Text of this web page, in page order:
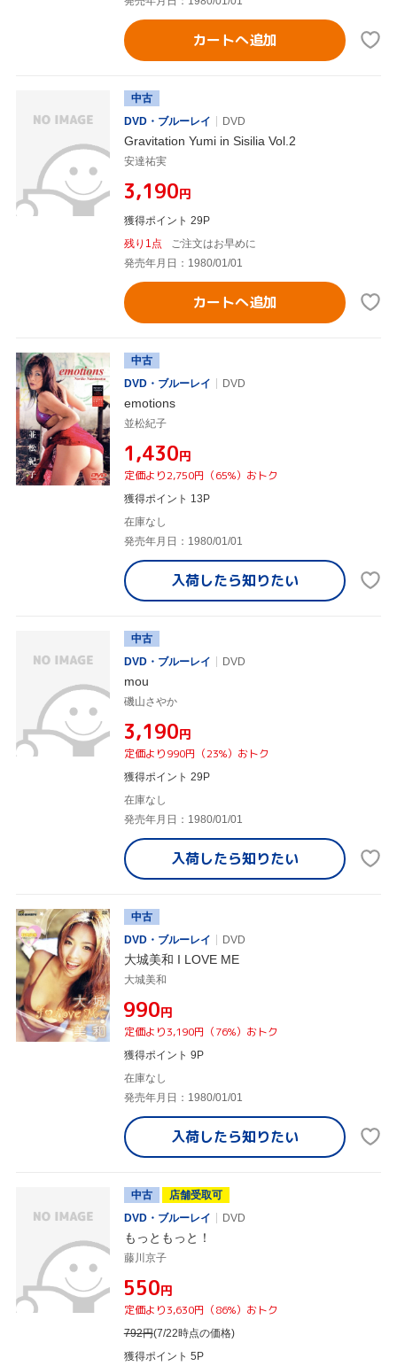
カートへ追加
中古
DVD・ブルーレイ
DVD
Gravitation Yumi in Sisilia Vol.2
安達祐実
¥3,190円
獲得ポイント 29P
残り1点
ご注文はお早めに
発売年月日：1980/01/01
カートへ追加
中古
DVD・ブルーレイ
DVD
emotions
並松紀子
¥1,430円
定価より2,750円（65%）おトク
獲得ポイント 13P
在庫なし
発売年月日：1980/01/01
入荷したら知りたい
中古
DVD・ブルーレイ
DVD
mou
磯山さやか
¥3,190円
定価より990円（23%）おトク
獲得ポイント 29P
在庫なし
発売年月日：1980/01/01
入荷したら知りたい
中古
DVD・ブルーレイ
DVD
大城美和 I LOVE ME
大城美和
¥990円
定価より3,190円（76%）おトク
獲得ポイント 9P
在庫なし
発売年月日：1980/01/01
入荷したら知りたい
中古
店舗受取可
DVD・ブルーレイ
DVD
もっともっと！
藤川京子
¥550円
定価より3,630円（86%）おトク
792円(7/22時点の価格)
獲得ポイント 5P